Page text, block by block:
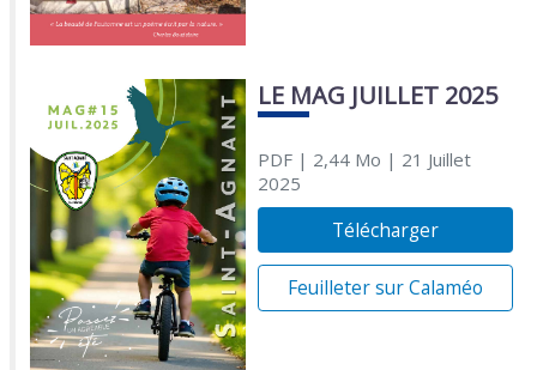
LE MAG JUILLET 2025
PDF| 2,44 Mo | 21 Juillet
2025
Télécharger
Feuilleter sur Calaméo